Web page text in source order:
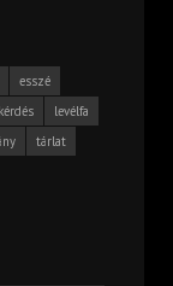
esszé
levélfa
tárlat